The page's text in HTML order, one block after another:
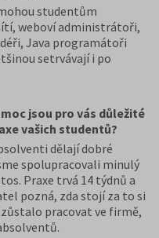
studentům
weboví administrátoři,
Java programátoři
setrvávají i po
jsou pro vás důležité
vašich studentů?
dělají dobré
spolupracovali minulý
Praxe trvá 14 týdnů a
pozná, zda stojí za to si
pracovat ve firmě,